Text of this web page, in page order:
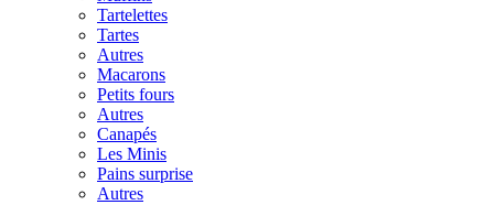
Tartelettes
Tartes
Autres
Macarons
Petits fours
Autres
Canapés
Les Minis
Pains surprise
Autres